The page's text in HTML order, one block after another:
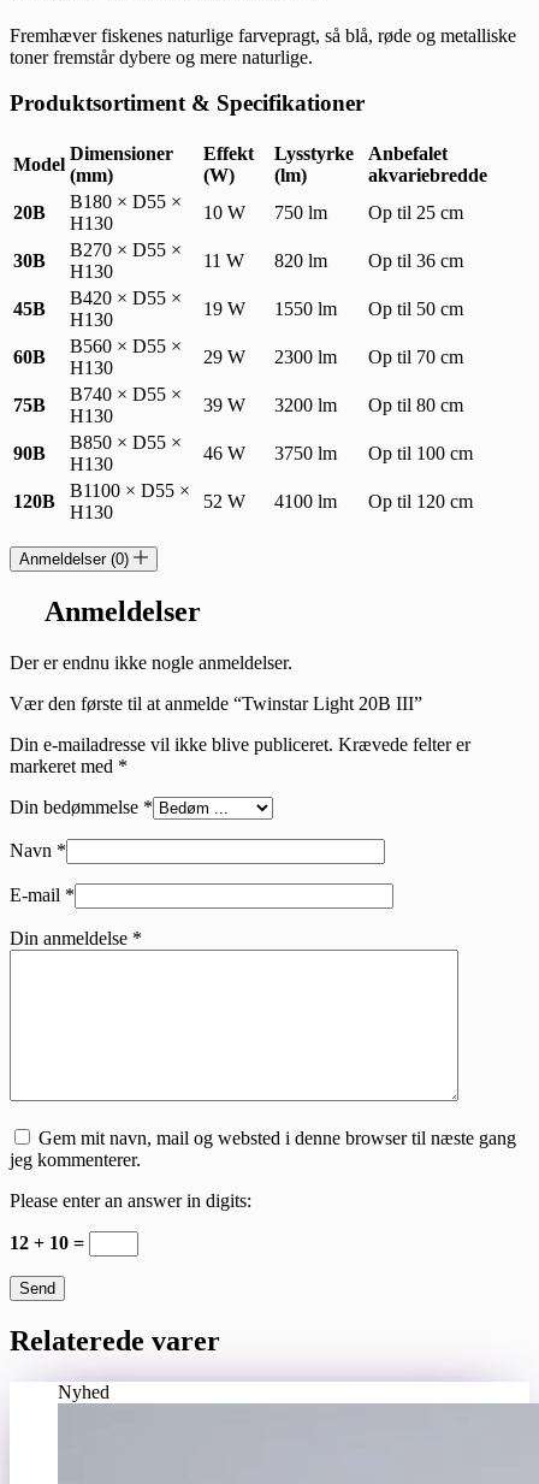
Fremhæver fiskenes naturlige farvepragt, så blå, røde og metalliske
toner fremstår dybere og mere naturlige.
Produktsortiment & Specifikationer
Model
Dimensioner
(mm)
Effekt
(W)
Lysstyrke
(lm)
Anbefalet
akvariebredde
20B
B180 × D55 ×
H130
10 W 750 lm Op til 25 cm
30B
B270 × D55 ×
H130
11 W 820 lm Op til 36 cm
45B
B420 × D55 ×
H130
19 W 1550 lm Op til 50 cm
60B
B560 × D55 ×
H130
29 W 2300 lm Op til 70 cm
75B
B740 × D55 ×
H130
39 W 3200 lm Op til 80 cm
90B
B850 × D55 ×
H130
46 W 3750 lm Op til 100 cm
120B
B1100 × D55 ×
H130
52 W 4100 lm Op til 120 cm
Anmeldelser (0)
Anmeldelser
Der er endnu ikke nogle anmeldelser.
Vær den første til at anmelde “Twinstar Light 20B III”
Din e-mailadresse vil ikke blive publiceret. Krævede felter er
markeret med *
Din bedømmelse *
Navn *
E-mail *
Din anmeldelse *
Gem mit navn, mail og websted i denne browser til næste gang
jeg kommenterer.
Please enter an answer in digits:
12 + 10 =
Send
Relaterede varer
Nyhed